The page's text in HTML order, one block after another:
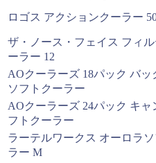
ロゴス アクションクーラー
ザ・ノース・フェイス フィル
ーラー 12
AOクーラーズ 18パック バッ
ソフトクーラー
AOクーラーズ 24パック キャ
フトクーラー
ラーテルワークス オーロラ
ラー M